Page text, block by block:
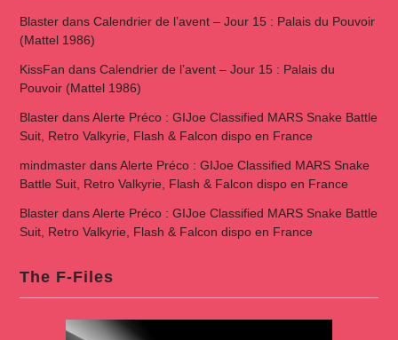
Blasterdans Calendrier de l’avent – Jour 15 : Palais du Pouvoir
(Mattel 1986)
KissFan dans Calendrier de l’avent – Jour 15 : Palais du
Pouvoir (Mattel 1986)
BlasterdansAlerte Préco : GIJoe Classified MARS Snake Battle
Suit, Retro Valkyrie, Flash & Falcon dispo en France
mindmasterdansAlerte Préco : GIJoe Classified MARS Snake
Battle Suit, Retro Valkyrie, Flash & Falcon dispo en France
BlasterdansAlerte Préco : GIJoe Classified MARS Snake Battle
Suit, Retro Valkyrie, Flash & Falcon dispo en France
The F-Files